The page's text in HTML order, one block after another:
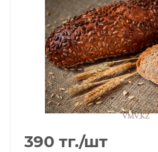
390 тг./шт